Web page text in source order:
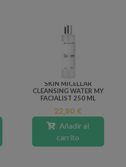
SKIN MICELLAR
CLEANSING WATER MY
FACIALIST 250 ML
22,90 €
Añadir al
carrito